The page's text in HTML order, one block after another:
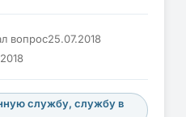
вопрос25.07.2018
службу, службу в